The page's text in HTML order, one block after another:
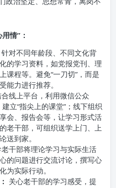
情”：
针对不同年龄段、不同文化背
的学习资料，如党报党刊、理
课程等。避免“一刀切”，而是
能力进行推荐。
线上平台，利用微信公众
立“指尖上的课堂”；线下组织
会、报告会等，让学习形式活
老干部，可组织送学上门、上
送到家。
老干部将理论学习与实际生活
的问题进行交流讨论，撰写心
为实际行动。
关心老干部的学习感受，提